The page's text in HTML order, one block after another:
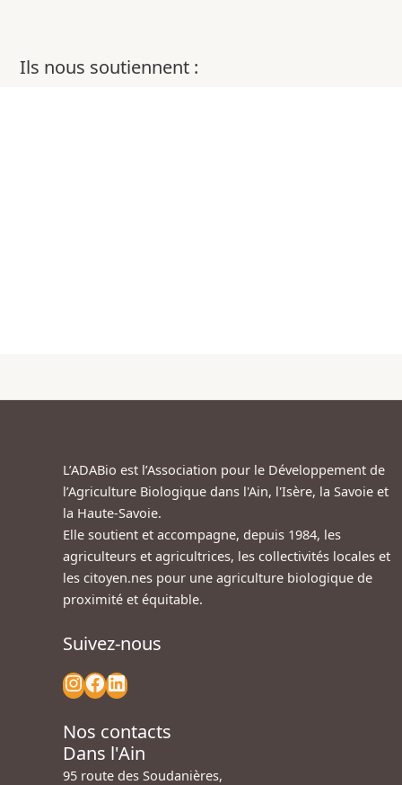
Ils nous soutiennent :
L’ADABio est l’Association pour le Développement de
l’Agriculture Biologique dans l'Ain, l'Isère, la Savoie et
la Haute-Savoie.
Elle soutient et accompagne, depuis 1984, les
agriculteurs et agricultrices, les collectivités locales et
les citoyen.nes pour une agriculture biologique de
proximité et équitable.
Suivez-nous
Nos contacts
Dans l'Ain
95 route des Soudanières,